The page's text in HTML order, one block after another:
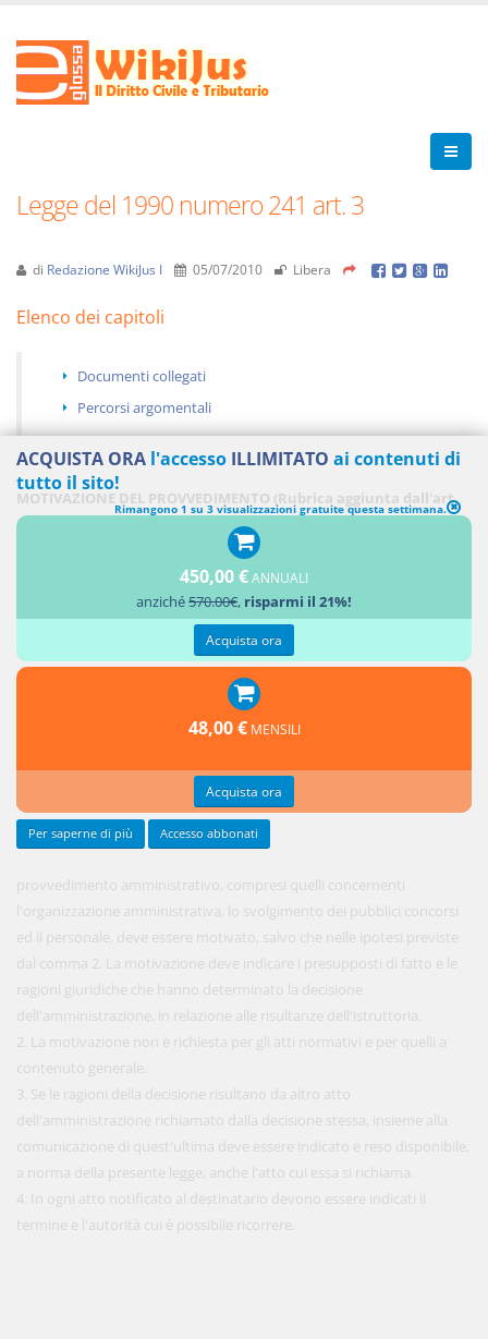
Legge del 1990 numero 241 art. 3
di Redazione WikiJus I 05/07/2010 Libera
Elenco dei capitoli
Documenti collegati
Percorsi argomentali
MOTIVAZIONE DEL PROVVEDIMENTO (Rubrica aggiunta dall'art.
21, L. 11 febbraio 2005, n. 15)
provvedimento amministrativo, compresi quelli concernenti
l'organizzazione amministrativa, lo svolgimento dei pubblici concorsi
ed il personale, deve essere motivato, salvo che nelle ipotesi previste
dal comma 2. La motivazione deve indicare i presupposti di fatto e le
ragioni giuridiche che hanno determinato la decisione
dell'amministrazione, in relazione alle risultanze dell'istruttoria.
2. La motivazione non è richiesta per gli atti normativi e per quelli a
contenuto generale.
3. Se le ragioni della decisione risultano da altro atto
dell'amministrazione richiamato dalla decisione stessa, insieme alla
comunicazione di quest'ultima deve essere indicato e reso disponibile,
a norma della presente legge, anche l'atto cui essa si richiama.
4. In ogni atto notificato al destinatario devono essere indicati il
termine e l'autorità cui è possibile ricorrere.
ACQUISTA ORA l'accesso ILLIMITATO ai contenuti di
tutto il sito!
Rimangono 1 su 3 visualizzazioni gratuite questa settimana.
450,00 €ANNUALI
anziché570.00€, risparmi il 21%!
Acquista ora
48,00 € MENSILI
Acquista ora
Per saperne di più Accesso abbonati